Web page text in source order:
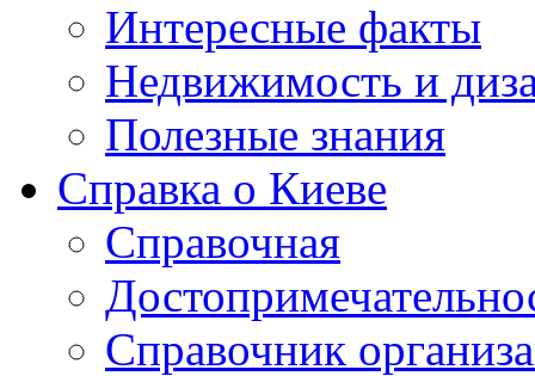
Интересные факты
Недвижимость и
Полезные знания
Справка о Киеве
Справочная
Справочник